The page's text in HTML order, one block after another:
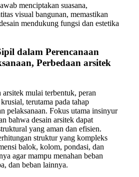
menciptakan suasana,
visual bangunan, memastikan
mendukung fungsi dan estetika
dalam Perencanaan
Perbedaan arsitek
arsitek mulai terbentuk, peran
terutama pada tahap
pelaksanaan. Fokus utama insinyur
bahwa desain arsitek dapat
yang aman dan efisien.
struktur yang kompleks
balok, kolom, pondasi, dan
agar mampu menahan beban
dan beban lainnya.